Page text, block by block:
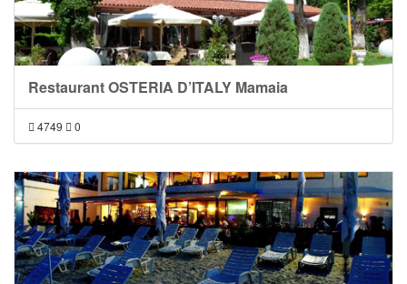
Restaurant OSTERIA D’ITALY Mamaia
4749 0